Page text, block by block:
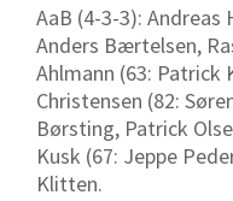
AaB (4-3-3): Andreas
Anders Bærtelsen,
Ahlmann (63: Patrick
Christensen (82:
Børsting, Patrick
Kusk (67: Jeppe
Klitten.